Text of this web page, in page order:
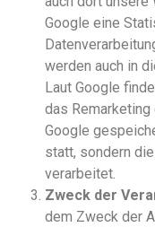
Google eine
werden auch in
Laut Google
das Remarketing
Google
statt, sondern
verarbeitet.
Zweck der
dem Zweck der